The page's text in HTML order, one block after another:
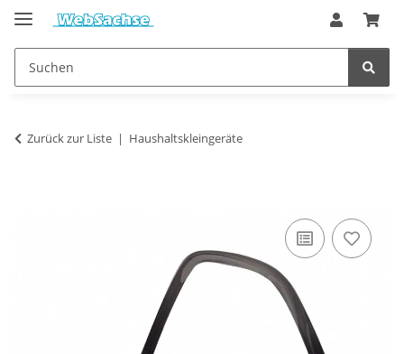
Zurück zur Liste Haushaltskleingeräte